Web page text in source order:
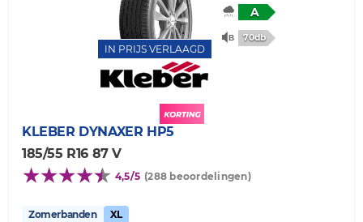
IN PRIJS VERLAAGD
A
70db
KLEBER DYNAXER HP5
185/55 R16 87 V
4,5/5 (288 beoordelingen)
Zomerbanden XL